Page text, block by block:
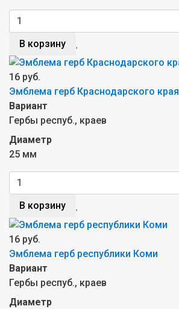
В корзину
16 руб.
Эмблема герб Краснодарского края
Вариант
Гербы респуб., краев
Диаметр
25 мм
В корзину
16 руб.
Эмблема герб республики Коми
Вариант
Гербы респуб., краев
Диаметр